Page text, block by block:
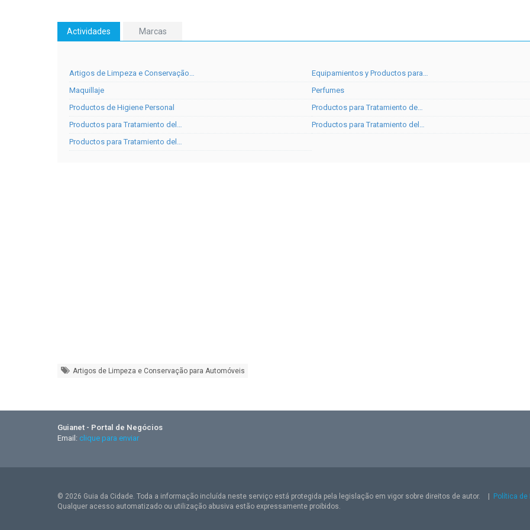
Actividades Marcas
Artigos de Limpeza e Conservação…
Equipamientos y Productos para…
Maquillaje
Perfumes
Productos de Higiene Personal
Productos para Tratamiento de…
Productos para Tratamiento del…
Productos para Tratamiento del…
Productos para Tratamiento del…
Artigos de Limpeza e Conservação para Automóveis
Guianet - Portal de Negócios
Email: clique para enviar
© 2026 Guia da Cidade. Toda a informação incluída neste serviço está protegida pela legislação em vigor sobre direitos de autor.
Política de
Qualquer acesso automatizado ou utilização abusiva estão expressamente proibidos.